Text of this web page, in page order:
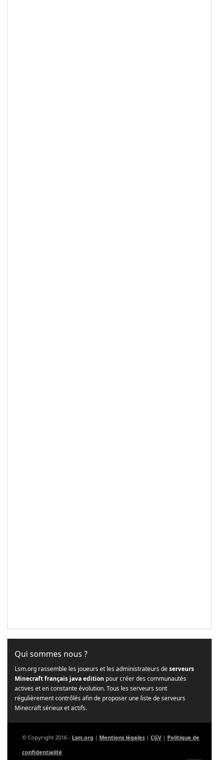
Qui sommes nous ?
Lsm.org rassemble les joueurs et les administrateurs deserveurs
Minecraft français java edition pour créer des communautés
actives et en constante évolution. Tous les serveurs sont
régulièrement contrôlés afin de proposer une liste de serveurs
Minecraft sérieux et actifs.
© Copyright 2016 - Lsm.org | Mentions légales | CGV | Politique de
confidentialité